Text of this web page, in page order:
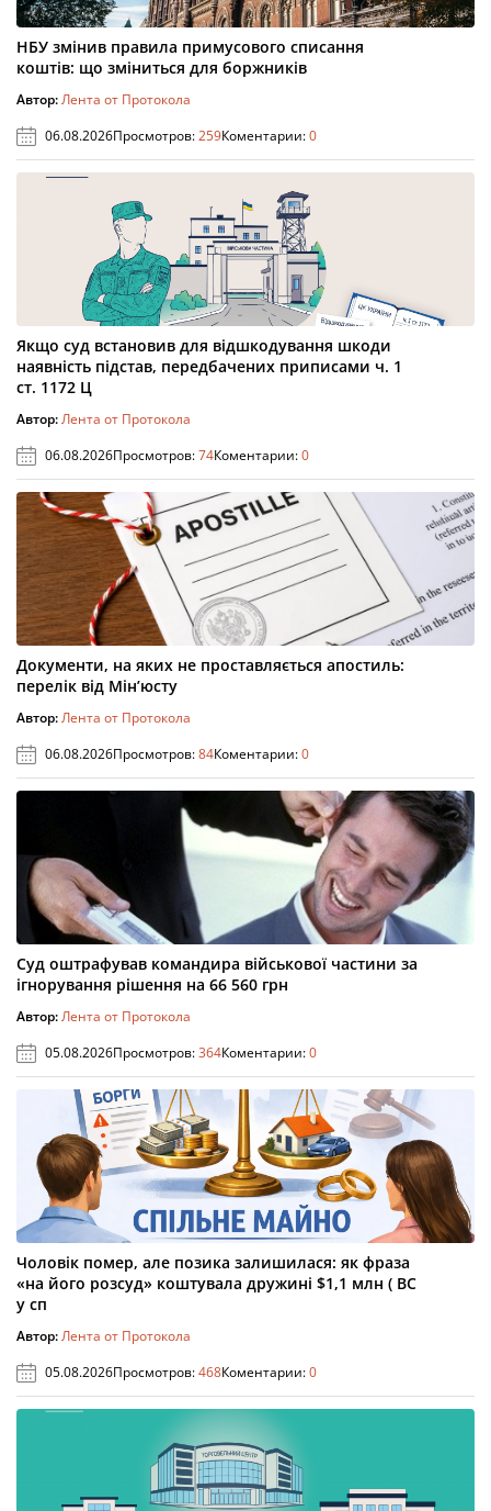
НБУ змінив правила примусового списання
коштів: що зміниться для боржників
Автор:Лента от Протокола
06.08.2026Просмотров:259Коментарии:0
Якщо суд встановив для відшкодування шкоди
наявність підстав, передбачених приписами ч. 1
ст. 1172 Ц
Автор:Лента от Протокола
06.08.2026Просмотров:74Коментарии:0
Документи, на яких не проставляється апостиль:
перелік від Мін’юсту
Автор:Лента от Протокола
06.08.2026Просмотров:84Коментарии:0
Суд оштрафував командира військової частини за
ігнорування рішення на 66 560 грн
Автор:Лента от Протокола
05.08.2026Просмотров:364Коментарии:0
Чоловік помер, але позика залишилася: як фраза
«на його розсуд» коштувала дружині $1,1 млн ( ВС
у сп
Автор:Лента от Протокола
05.08.2026Просмотров:468Коментарии:0